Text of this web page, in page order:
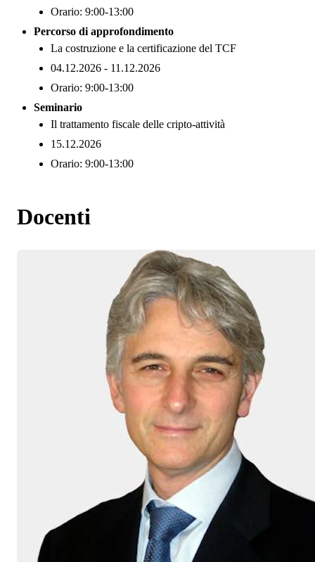
Orario: 9:00-13:00
Percorso di approfondimento
La costruzione e la certificazione del TCF
04.12.2026 - 11.12.2026
Orario: 9:00-13:00
Seminario
Il trattamento fiscale delle cripto-attività
15.12.2026
Orario: 9:00-13:00
Docenti